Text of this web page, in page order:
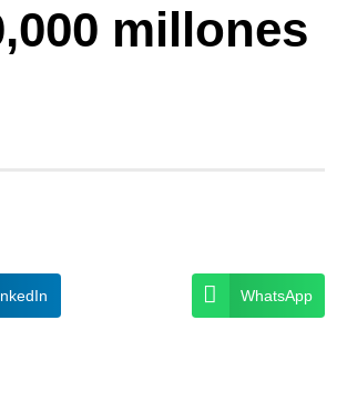
millones
WhatsApp